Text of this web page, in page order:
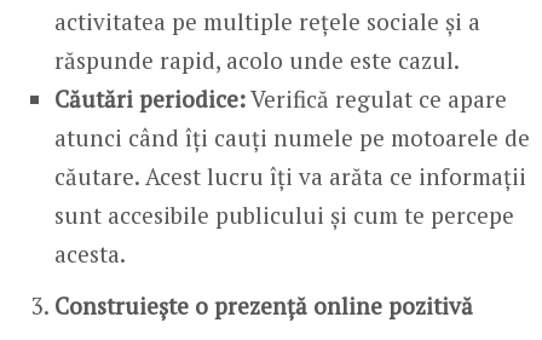
activitatea pe multiple rețele sociale și a
răspunde rapid, acolo unde este cazul.
Căutări periodice:Verifică regulat ce apare
atunci când îți cauți numele pe motoarele de
căutare. Acest lucru îți va arăta ce informații
sunt accesibile publicului și cum te percepe
acesta.
Construiește o prezență online pozitivă